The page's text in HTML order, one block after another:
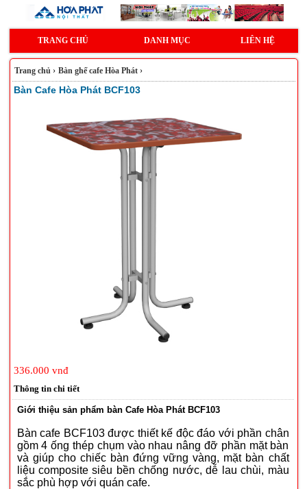
TRANG CHỦ DANH MỤC LIÊN HỆ
Trang chủ› Bàn ghế cafe Hòa Phát ›
Bàn Cafe Hòa Phát BCF103
336.000 vnđ
Thông tin chi tiết
Giới thiệu sản phẩm bàn Cafe Hòa Phát BCF103
Bàn cafe BCF103 được thiết kế độc đáo với phần chân
gồm 4 ống thép chụm vào nhau nâng đỡ phần mặt bàn
và giúp cho chiếc bàn đứng vững vàng, mặt bàn chất
liệu composite siêu bền chống nước, dễ lau chùi, màu
sắc phù hợp với quán cafe.